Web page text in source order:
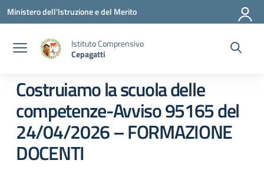
Vai ai contenuti
Vai al menu di navigazione
Vai al footer
Ministero dell'Istruzione e del Merito
Istituto Comprensivo
Cepagatti
Costruiamo la scuola delle
competenze-Avviso 95165 del
24/04/2026 – FORMAZIONE
DOCENTI